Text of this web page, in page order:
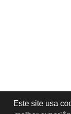
Este site usa